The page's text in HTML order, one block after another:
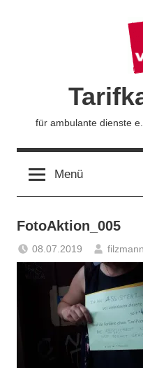
für ambulante dienste
Menü
FotoAktion_005
08.07.2019 filzmann